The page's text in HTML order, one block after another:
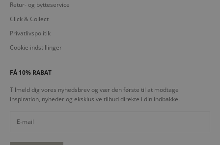
Retur- og bytteservice
Click & Collect
Privatlivspolitik
Cookie indstillinger
FÅ 10% RABAT
Tilmeld dig vores nyhedsbrev og vær den første til at modtage
inspiration, nyheder og eksklusive tilbud direkte i din indbakke.